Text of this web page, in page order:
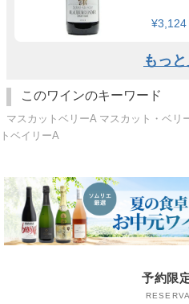
¥3,124
もっ
このワインのキーワード
マスカットベリーA マスカット・ベリ
トベイリーA
予約限